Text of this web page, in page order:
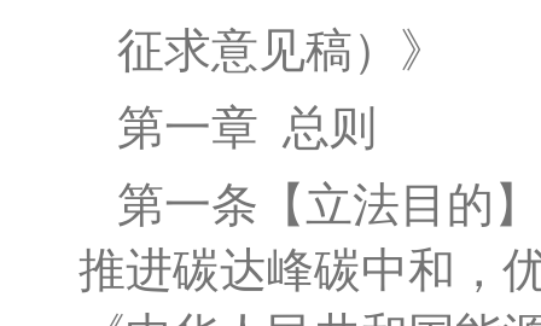
征求意见稿） 》
第一章 总则
第一条 【立法目的】
推进碳达峰碳中和，